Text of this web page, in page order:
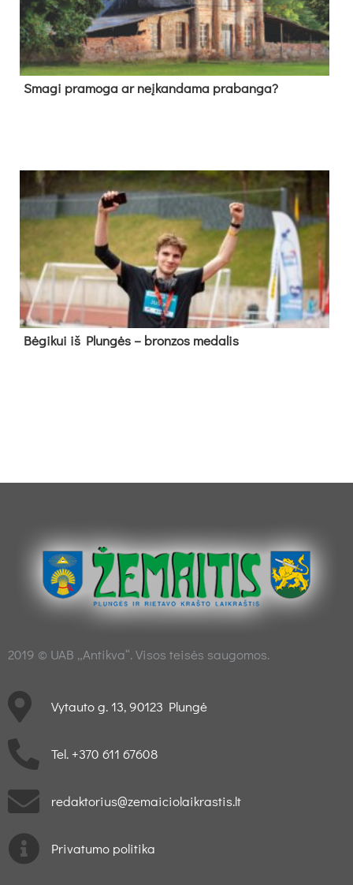
Sma­gi pra­mo­ga ar neį­kan­da­ma pra­ban­ga?
Bė­gi­kui iš Plun­gės – bron­zos me­da­lis
2019 © UAB „Antikva“. Visos teisės saugomos.
Vytauto g. 13, 90123 Plungė
Tel. +370 611 67608
redaktorius@zemaiciolaikrastis.lt
Privatumo politika